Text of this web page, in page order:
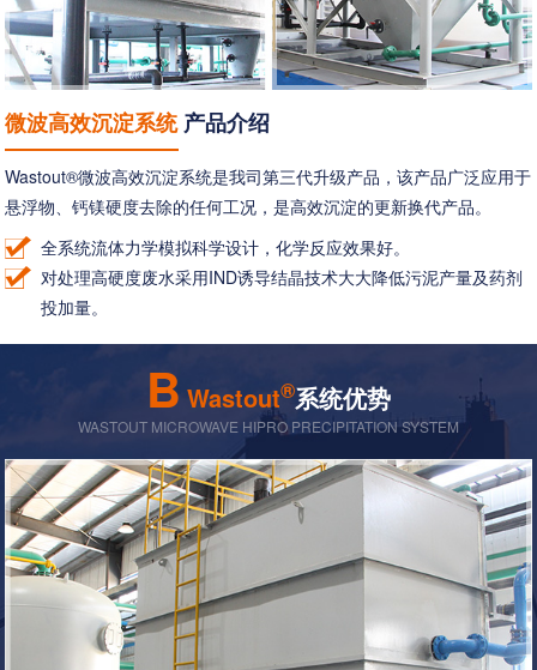
微波高效沉淀系统产品介绍
Wastout®微波高效沉淀系统是我司第三代升级产品，该产品广泛应用于
悬浮物、钙镁硬度去除的任何工况，是高效沉淀的更新换代产品。
全系统流体力学模拟科学设计，化学反应效果好。
对处理高硬度废水采用IND诱导结晶技术大大降低污泥产量及药剂
投加量。
B Wastout®系统优势
WASTOUT MICROWAVE HIPRO PRECIPITATION SYSTEM